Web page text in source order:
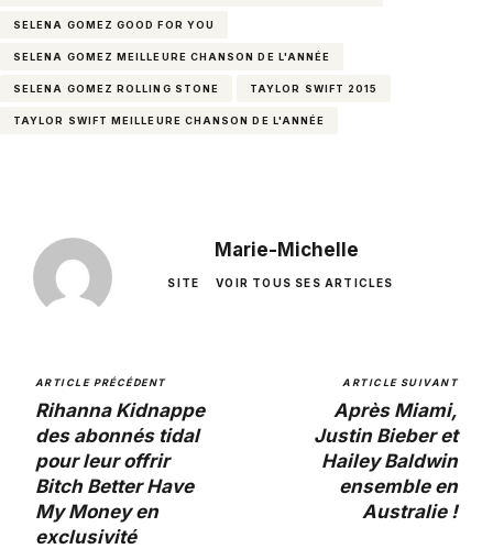
SELENA GOMEZ GOOD FOR YOU
SELENA GOMEZ MEILLEURE CHANSON DE L'ANNÉE
SELENA GOMEZ ROLLING STONE TAYLOR SWIFT 2015
TAYLOR SWIFT MEILLEURE CHANSON DE L'ANNÉE
Marie-Michelle
SITE VOIR TOUS SES ARTICLES
ARTICLE PRÉCÉDENT
Rihanna Kidnappe
des abonnés tidal
pour leur offrir
Bitch Better Have
My Money en
exclusivité
ARTICLE SUIVANT
Après Miami,
Justin Bieber et
Hailey Baldwin
ensemble en
Australie !